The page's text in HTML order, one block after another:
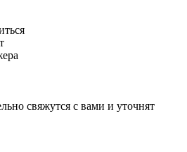
свяжутся с вами и уточнят